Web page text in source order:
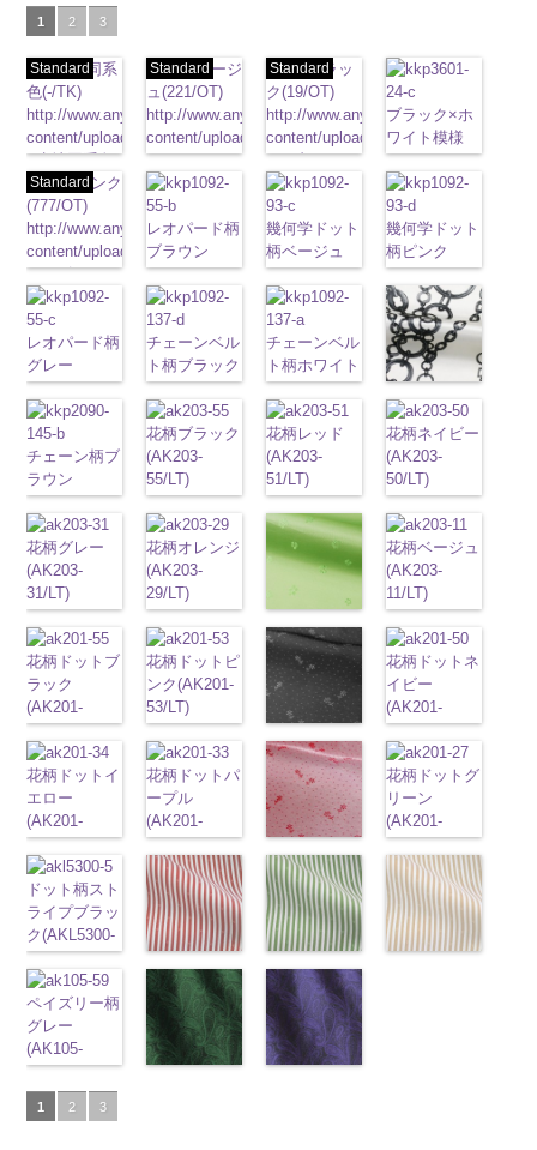
1 2 3
生地同系
色(-/TK)
http://www.anys.co.jp/wp-
content/uploads/2013/04/jpg
- 生地同系色
無地 ポリエ
ステル100％
CHARALIST、
d.、
DOLCELABY、
FairyRose、
JEANNE、
LUNAMARY、
LUNAMARY
ラージサイ
ズ、
Macolina、
NUDE、
pinkywolman
0
Standard
ベージ
ュ(221/OT)
http://www.anys.co.jp/wp-
content/uploads/2013/04/221.jpg
221 ベージュ
無地 ポリエ
ステル100％
CHARALIST、
d.、
DOLCELABY、
FairyRose、
JEANNE、
LUNAMARY、
LUNAMARY
ラージサイ
ズ、
Macolina、
NUDE、
pinkywolman
0
Standard
ブラッ
ク(19/OT)
http://www.anys.co.jp/wp-
content/uploads/2013/02/19.jpg
19 ブラック
無地 ポリエ
ステル100％
CHARALIST、
d.、
DOLCELABY、
FairyRose、
JEANNE、
LUNAMARY、
LUNAMARY
ラージサイ
ズ、
Macolina、
NUDE、
pinkywolman
0
Standard
ブラック×ホ
ワイト模様
(KKP3601-
24-C)
http://
content/uploads/
24-c.jpg
KKP3601-24-
C ブラック×
ホワイト 模
様 ポリエス
テル100％
DOLCELABY、
FairyRose
6000
ピンク
(777/OT)
http://www.anys.co.jp/wp-
content/uploads/2013/08/777.jpg
777 ピンク
無地 ポリエ
ステル100％
CHARALIST、
d.、
DOLCELABY、
FairyRose、
JEANNE、
LUNAMARY、
LUNAMARY
ラージサイ
ズ、
Macolina、
NUDE、
pinkywolman
0
Standard
レオパード柄
ブラウン
(KKP1092-
55-B/UN)
http://www.anys.co.jp/wp-
content/uploads/2013/08/kkp1092-
55-b.jpg
KKP1092-55-
B ブラウン
レオパード柄
ポリエステル
100％
DOLCELABY
6000
幾何学ドット
柄ベージュ
(KKP1092-
93-C/UN)
http://www.anys.co.jp/wp-
content/uploads/2013/08/kkp1092-
93-c.jpg
KKP1092-93-
C ベージュ
幾何学ドット
柄 ポリエス
テル100％
DOLCELABY
6000
幾何学ドット
柄ピンク
(KKP1092-
93-D/UN)
http://
content/uploads/
93-d.jpg
KKP1092-93-
D ピンク 幾
何学ドット柄
ポリエステル
100％
DOLCELABY
6000
レオパード柄
グレー
(KKP1092-
55-C/UN)
http://www.anys.co.jp/wp-
content/uploads/2013/08/kkp1092-
55-c.jpg
KKP1092-55-
C グレー レ
オパード柄
ポリエステル
100％
DOLCELABY
6000
チェーンベル
ト柄ブラック
(KKP1092-
137-D/UN)
http://www.anys.co.jp/wp-
content/uploads/2013/08/kkp1092-
137-d.jpg
KKP1092-
137-D ブラッ
ク チェーン
ベルト柄
リエステル
100％
DOLCELABY
6000
チェーンベル
ト柄ホワイト
(KKP1092-
137-A/UN)
http://www.anys.co.jp/wp-
content/uploads/2013/08/kkp1092-
137-a.jpg
KKP1092-
137-A ホワイ
ト チェーン
ベルト柄 ポ
リエステル
100％
DOLCELABY
6000
ワイト
(KKP2090-
145-A/UN)
http://
145-a.jpg
KKP2090-
145-A ホワイ
ト チェーン
テル100％
DOLCELABY
6000
チェーン柄ブ
ラウン
(KKP21090-
145-B/UN)
http://www.anys.co.jp/wp-
content/uploads/2013/08/kkp2090-
145-b.jpg
KKP2090-
145-B ブラウ
ン チェーン
柄 ポリエス
テル100％
DOLCELABY
6000
花柄ブラック
(AK203-
55/LT)
http://www.anys.co.jp/wp-
content/uploads/2013/05/ak203-
55.jpg
AK203-55
ラック
キュプラ
100％
DOLCELABY、
FairyRose
6000
花柄レッド
(AK203-
51/LT)
http://www.anys.co.jp/wp-
content/uploads/2013/05/ak203-
51.jpg
AK203-51 レ
ッド
ュプラ100％
DOLCELABY、
FairyRose
6000
花柄ネイビー
(AK203-
50/LT)
http://
content/uploads/
50.jpg
AK203-50
イビー
キュプラ
100％
DOLCELABY、
FairyRose
6000
花柄グレー
(AK203-
31/LT)
http://www.anys.co.jp/wp-
content/uploads/2013/05/ak203-
31.jpg
AK203-31
レー 花柄
ュプラ100％
DOLCELABY、
FairyRose
6000
花柄オレンジ
(AK203-
29/LT)
http://www.anys.co.jp/wp-
content/uploads/2013/05/ak203-
29.jpg
AK203-29 オ
レンジ
キュプラ
100％
DOLCELABY、
FairyRose
6000
(AK203-
27/LT)
http://www.anys.co.jp/wp-
content/uploads/2013/05/ak203-
AK203-27 グ
リーン 花柄
キュプラ
100％
FairyRose
6000
花柄ベージュ
(AK203-
11/LT)
http://
content/uploads/
11.jpg AK203-
11 ベージュ
花柄 キュプ
ラ100％
DOLCELABY、
FairyRose
6000
花柄ドットブ
ラック
(AK201-
55/LT)
http://www.anys.co.jp/wp-
content/uploads/2013/04/ak201-
55.jpg
AK201-55
ラック 花柄
ドット キュ
プラ100％
DOLCELABY、
FairyRose
6000
花柄ドットピ
ンク(AK201-
53/LT)
http://www.anys.co.jp/wp-
content/uploads/2013/05/ak201-
53.jpg
AK201-53
ンク 花柄ド
ット キュプ
ラ100％
DOLCELABY、
FairyRose
6000
レー(AK201-
52/LT)
http://www.anys.co.jp/wp-
content/uploads/2013/04/ak201-
AK201-52 グ
レー 花柄ド
ット キュプ
ラ100％
FairyRose
6000
花柄ドットネ
イビー
(AK201-
50/LT)
http://
content/uploads/
50.jpg
AK201-50
イビー 花柄
ドット キュ
プラ100％
DOLCELABY、
FairyRose
6000
花柄ドットイ
エロー
(AK201-
34/LT)
http://www.anys.co.jp/wp-
content/uploads/2013/04/ak201-
34.jpg
AK201-34 イ
エロー 花柄
ドット キュ
プラ100％
DOLCELABY、
FairyRose
6000
花柄ドットパ
ープル
(AK201-
33/LT)
http://www.anys.co.jp/wp-
content/uploads/2013/04/ak201-
33.jpg
AK201-33 パ
ープル 花柄
ドット キュ
プラ100％
DOLCELABY、
FairyRose
6000
ッド(AK201-
29/LT)
http://www.anys.co.jp/wp-
content/uploads/2013/04/ak201-
AK201-29 レ
ッド 花柄ド
ット キュプ
ラ100％
花柄ドットグ
リーン
(AK201-
27/LT)
http://
content/uploads/
27.jpg
AK201-27 グ
リーン 花柄
ドット柄スト
ライプブラッ
ク(AKL5300-
5/LT)
http://www.anys.co.jp/wp-
content/uploads/2013/05/akl5300-
5.jpg
AKL5300-5
ブラック ド
ット柄ストラ
イプ キュプ
ライプレッド
(AKL5300-
4/LT)
http://www.anys.co.jp/wp-
ライプグリー
ン(AKL5300-
3/LT)
http://www.anys.co.jp/wp-
ペイズリー柄
グレー
(AK105-
59/LT)
http://www.anys.co.jp/wp-
content/uploads/2013/05/ak105-
1 2 3